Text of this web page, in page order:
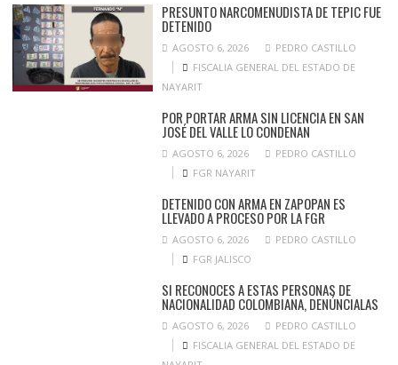
PRESUNTO NARCOMENUDISTA DE TEPIC FUE
DETENIDO
AGOSTO 6, 2026
PEDRO CASTILLO
FISCALIA GENERAL DEL ESTADO DE
NAYARIT
POR PORTAR ARMA SIN LICENCIA EN SAN
JOSÉ DEL VALLE LO CONDENAN
AGOSTO 6, 2026
PEDRO CASTILLO
FGR NAYARIT
DETENIDO CON ARMA EN ZAPOPAN ES
LLEVADO A PROCESO POR LA FGR
AGOSTO 6, 2026
PEDRO CASTILLO
FGR JALISCO
SI RECONOCES A ESTAS PERSONAS DE
NACIONALIDAD COLOMBIANA, DENÚNCIALAS
AGOSTO 6, 2026
PEDRO CASTILLO
FISCALIA GENERAL DEL ESTADO DE